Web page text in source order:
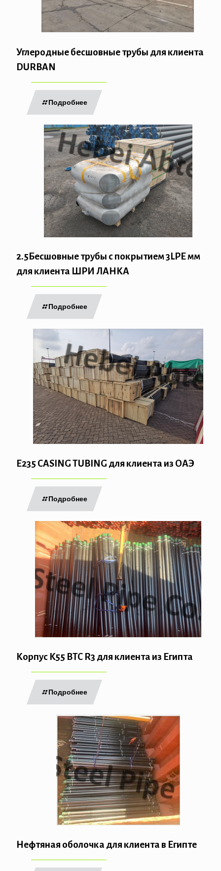
Углеродные бесшовные трубы для клиента
DURBAN
Подробнее
2.5Бесшовные трубы с покрытием 3LPE мм
для клиента ШРИ ЛАНКА
Подробнее
E235 CASING TUBING для клиента из ОАЭ
Подробнее
Корпус K55 BTC R3 для клиента из Египта
Подробнее
Нефтяная оболочка для клиента в Египте